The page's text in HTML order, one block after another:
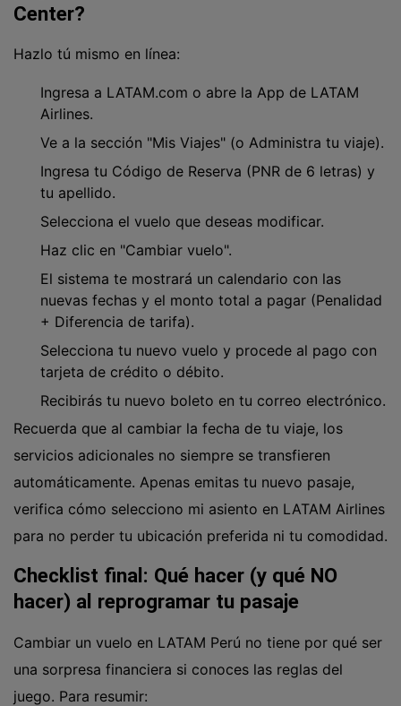
Center?
Hazlo tú mismo en línea:
Ingresa a LATAM.com o abre la App de LATAM
Airlines.
Ve a la sección "Mis Viajes" (o Administra tu viaje).
Ingresa tu Código de Reserva (PNR de 6 letras) y
tu apellido.
Selecciona el vuelo que deseas modificar.
Haz clic en "Cambiar vuelo".
El sistema te mostrará un calendario con las
nuevas fechas y el monto total a pagar (Penalidad
+ Diferencia de tarifa).
Selecciona tu nuevo vuelo y procede al pago con
tarjeta de crédito o débito.
Recibirás tu nuevo boleto en tu correo electrónico.
Recuerda que al cambiar la fecha de tu viaje, los
servicios adicionales no siempre se transfieren
automáticamente. Apenas emitas tu nuevo pasaje,
verifica cómo selecciono mi asiento en LATAM Airlines
para no perder tu ubicación preferida ni tu comodidad.
Checklist final: Qué hacer (y qué NO
hacer) al reprogramar tu pasaje
Cambiar un vuelo en LATAM Perú no tiene por qué ser
una sorpresa financiera si conoces las reglas del
juego. Para resumir: